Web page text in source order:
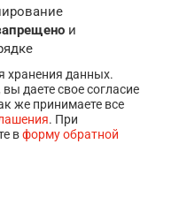
и
хранения данных.
даете свое согласие
же принимаете все
. При
вформу обратной